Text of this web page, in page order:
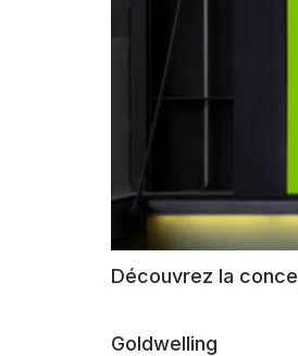
Découvrez la
Goldwelling